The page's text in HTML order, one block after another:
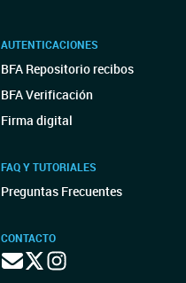
AUTENTICACIONES
BFA Repositorio recibos
BFA Verificación
Firma digital
FAQ Y TUTORIALES
Preguntas Frecuentes
CONTACTO